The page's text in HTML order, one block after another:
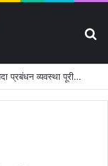
भारी बारिश की आशंका से प्रशासन अलर्ट, दून में आपदा प्रबंधन व्यवस्था पूरी तरह सक्रिय